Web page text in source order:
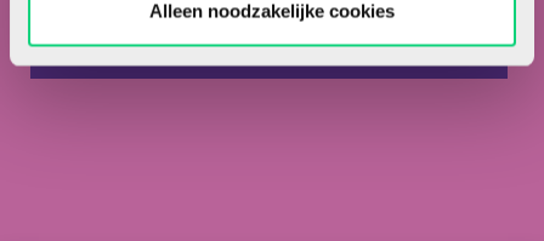
Alleen noodzakelijke cookies